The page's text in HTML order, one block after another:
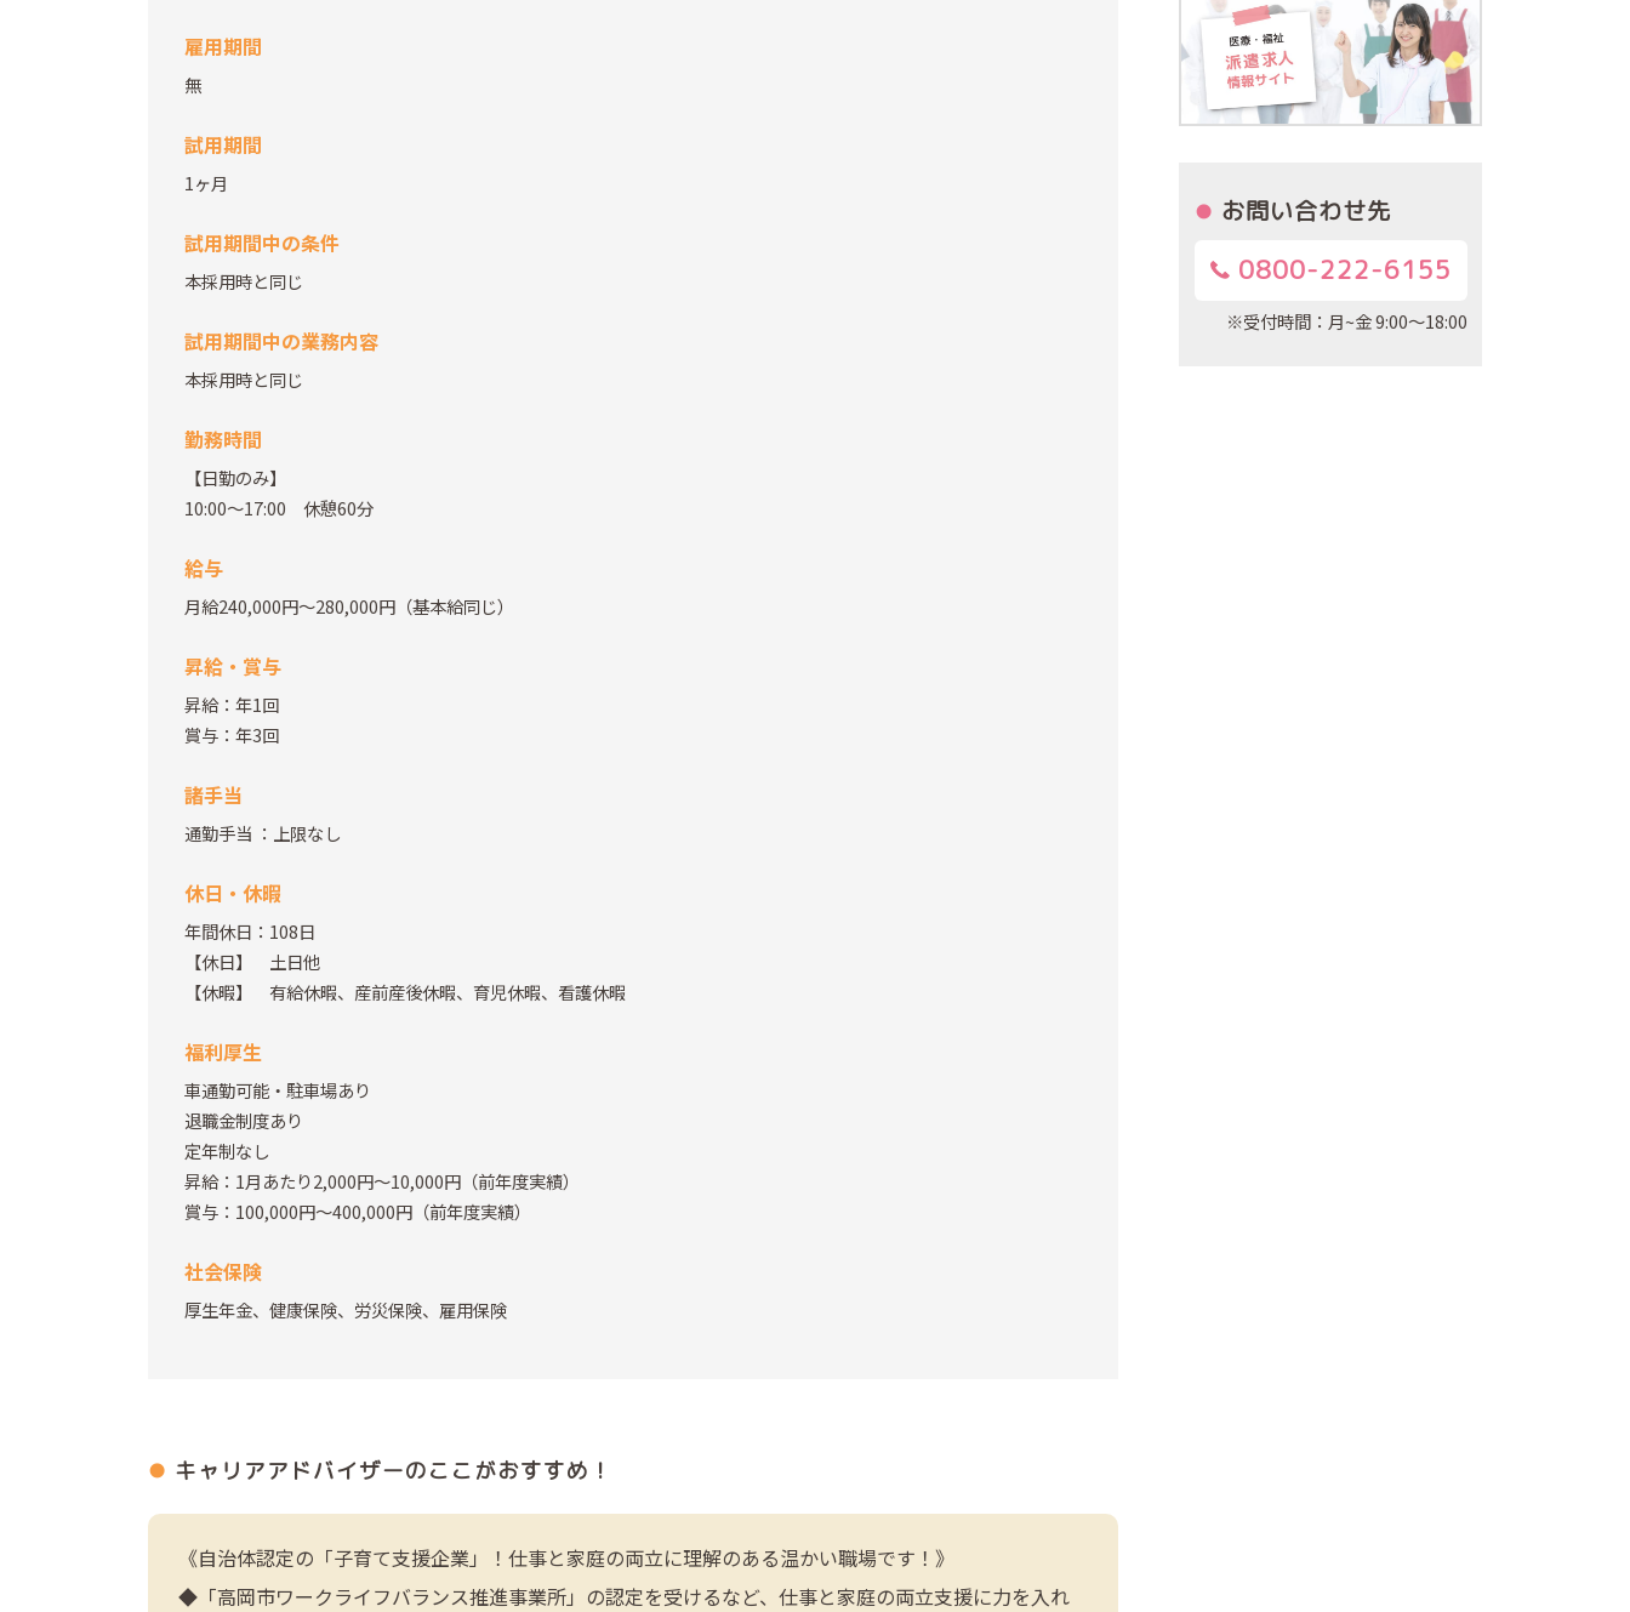
雇用期間
無
試用期間
1ヶ月
試用期間中の条件
本採用時と同じ
試用期間中の業務内容
本採用時と同じ
勤務時間
【日勤のみ】
10:00～17:00 休憩60分
給与
月給240,000円～280,000円（基本給同じ）
昇給・賞与
昇給：年1回
賞与：年3回
諸手当
通勤手当 ：上限なし
休日・休暇
年間休日：108日
【休日】 土日他
【休暇】 有給休暇、産前産後休暇、育児休暇、看護休暇
福利厚生
車通勤可能・駐車場あり
退職金制度あり
定年制なし
昇給：1月あたり2,000円～10,000円（前年度実績）
賞与：100,000円～400,000円（前年度実績）
社会保険
厚生年金、健康保険、労災保険、雇用保険
キャリアアドバイザーのここがおすすめ！
《自治体認定の「子育て支援企業」！仕事と家庭の両立に理解のある温かい職場です！》
◆「高岡市ワークライフバランス推進事業所」の認定を受けるなど、仕事と家庭の両立支援に力を入れ
お問い合わせ先
0800-222-6155
※受付時間：月~金 9:00～18:00